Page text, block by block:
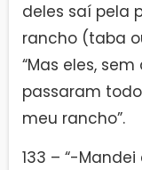
deles saí pela
rancho (taba
“Mas eles,
passaram
meu rancho”.
133 – “-